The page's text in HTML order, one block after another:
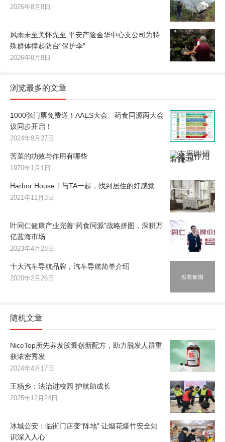
2026年8月8日
风雨未至关怀先至 平安产险金华中心支公司为特
殊群体撑起防台“保护伞”
2026年8月8日
浏览最多的文章
1000张门票免费送！AAES大会、药食同源两大会
议同步开启！
2024年9月27日
苦菜的功效与作用有哪些
1970年1月1日
Harbor House丨与TA一起，找到居住的好感觉
2021年11月3日
叶同仁健康产业完善“药食同源”战略拼图，深耕万
亿蓝海市场
2023年4月28日
十大汽车导航品牌，汽车导航简单介绍
2020年2月26日
随机文章
NiceTop所先养发胶囊创新配方，助力脱发人群重
获浓密秀发
2024年4月17日
王杨乡：法治进校园 护航助成长
2025年12月24日
冰城公安：临街门店变“阵地” 让烟花爆竹安全知
识深入人心